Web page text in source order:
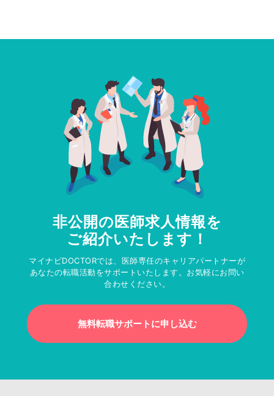
非公開の医師求人情報を
ご紹介いたします！
マイナビDOCTORでは、医師専任のキャリアパートナーが
あなたの転職活動をサポートいたします。お気軽にお問い
合わせください。
無料転職サポートに申し込む